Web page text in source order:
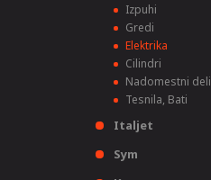
Izpuhi
Gredi
Elektrika
Cilindri
Nadomestni deli
Tesnila, Bati
Italjet
Sym